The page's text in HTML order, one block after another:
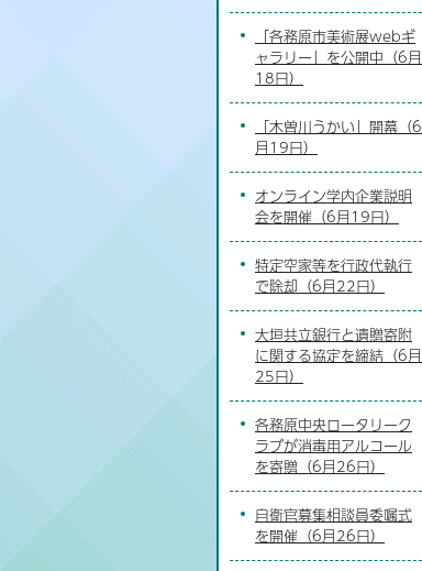
「各務原市美術展webギ
ャラリー」を公開中（6月
18日）
「木曽川うかい」開幕（6
月19日）
オンライン学内企業説明
会を開催（6月19日）
特定空家等を行政代執行
で除却（6月22日）
大垣共立銀行と遺贈寄附
に関する協定を締結（6月
25日）
各務原中央ロータリーク
ラブが消毒用アルコール
を寄贈（6月26日）
自衛官募集相談員委嘱式
を開催（6月26日）